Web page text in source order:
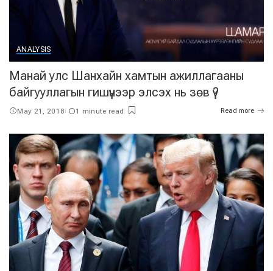
ANALYSIS
Манай улс Шанхайн хамтын ажиллагааны
байгууллагын гишүүнээр элсэх нь зөв үү?
May 21, 2018 1 minute read Read more